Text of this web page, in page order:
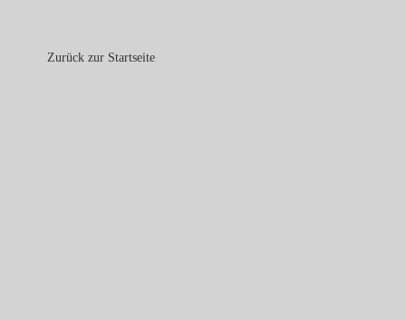
Zurück zur Startseite